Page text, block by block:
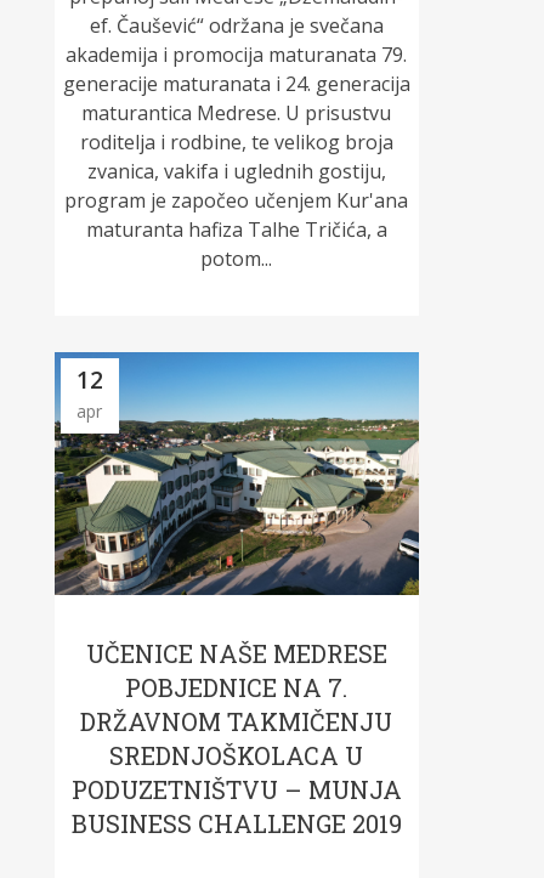
ef. Čaušević“ održana je svečana
akademija i promocija maturanata 79.
generacije maturanata i 24. generacija
maturantica Medrese. U prisustvu
roditelja i rodbine, te velikog broja
zvanica, vakifa i uglednih gostiju,
program je započeo učenjem Kur'ana
maturanta hafiza Talhe Tričića, a
potom...
12
apr
UČENICE NAŠE MEDRESE
POBJEDNICE NA 7.
DRŽAVNOM TAKMIČENJU
SREDNJOŠKOLACA U
PODUZETNIŠTVU – MUNJA
BUSINESS CHALLENGE 2019